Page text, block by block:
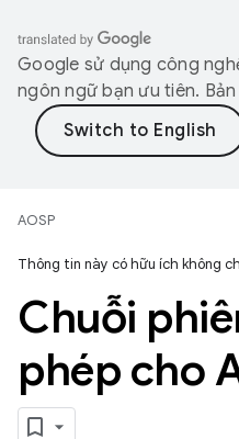
Google sử dụng công
ngôn ngữ bạn ưu tiên.
AOSP
Thông tin này có hữu ích không
Chuỗi
phép cho